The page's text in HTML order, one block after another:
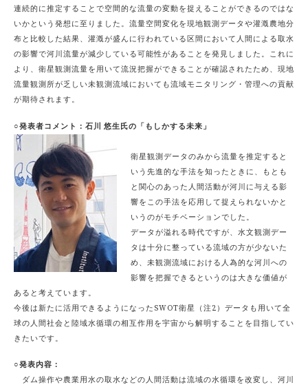
連続的に推定することで空間的な流量の変動を捉えることができるのではな
いかという発想に至りました。流量空間変化を現地観測データや灌漑農地分
布と比較した結果、灌漑が盛んに行われている区間において人間による取水
の影響で河川流量が減少している可能性があることを発見しました。これに
より、衛星観測流量を用いて流況把握ができることが確認されたため、現地
流量観測所が乏しい未観測流域においても流域モニタリング・管理への貢献
が期待されます。
○発表者コメント：石川 悠生氏の「もしかする未来」
衛星観測データのみから流量を推定すると
いう先進的な手法を知ったときに、もとも
と関心のあった人間活動が河川に与える影
響をこの手法を応用して捉えられないかと
いうのがモチベーションでした。
データが溢れる時代ですが、水文観測デー
タは十分に整っている流域の方が少ないた
め、未観測流域における人為的な河川への
影響を把握できるというのは大きな価値が
あると考えています。
今後は新たに活用できるようになったSWOT衛星（注2）データも用いて全
球の人間社会と陸域水循環の相互作用を宇宙から解明することを目指してい
きたいです。
○発表内容：
ダム操作や農業用水の取水などの人間活動は流域の水循環を改変し、河川